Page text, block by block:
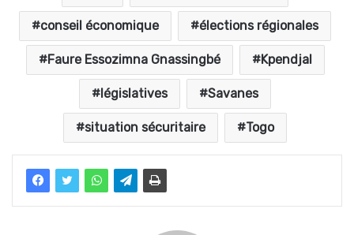
conseil économique élections régionales
Faure Essozimna Gnassingbé Kpendjal
législatives Savanes
situation sécuritaire Togo